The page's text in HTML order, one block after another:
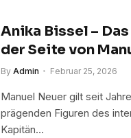
Anika Bissel –
der Seite von
By Admin Februar 25, 2026
Manuel Neuer gilt seit
prägenden Figuren des
Kapitän…